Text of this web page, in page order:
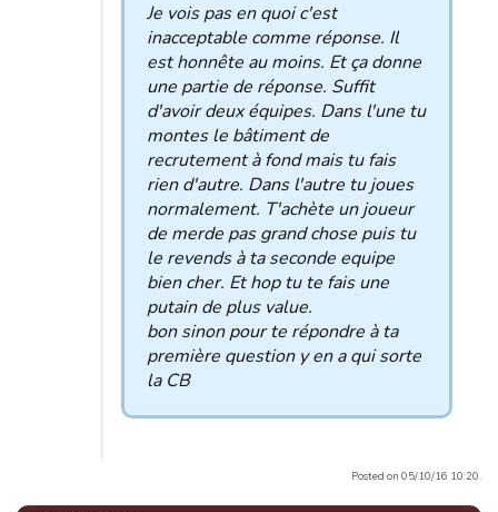
Je vois pas en quoi c'est
inacceptable comme réponse. Il
est honnête au moins. Et ça donne
une partie de réponse. Suffit
d'avoir deux équipes. Dans l'une tu
montes le bâtiment de
recrutement à fond mais tu fais
rien d'autre. Dans l'autre tu joues
normalement. T'achète un joueur
de merde pas grand chose puis tu
le revends à ta seconde equipe
bien cher. Et hop tu te fais une
putain de plus value.
bon sinon pour te répondre à ta
première question y en a qui sorte
la CB
Posted on 05/10/16 10:20.